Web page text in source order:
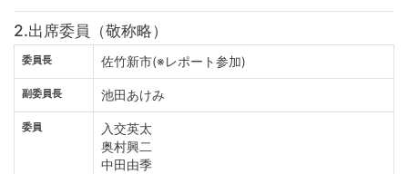
2.出席委員（敬称略）
委員長 佐竹新市(※レポート参加)
副委員長 池田あけみ
委員
入交英太
奥村興二
中田由季